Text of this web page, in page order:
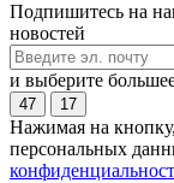
Подпишитесь на
новостей
и выберите
47 17
Нажимая на
персональных